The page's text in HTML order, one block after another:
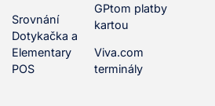
Srovnání
Dotykačka a
Elementary
POS
GPtom platby
kartou
Viva.com
terminály